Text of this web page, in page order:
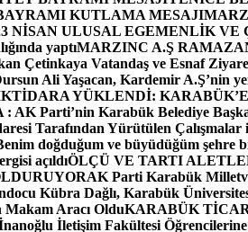
KUTLAMA MESAJI
NİSAN ULUSAL EGEMENLİK
yaptıMARZINC A.Ş
Çetinkaya Vatandaş ve Esnaf
Ali Yaşacan, Kardemir A.Ş’nin
YÜKLENDİ: KARABÜK’E
AK Parti’nin Karabük Belediye
Tarafından Yürütülen Çalışmalar
doğduğum ve büyüdüğüm şehre
açıldıÖLÇÜ VE TARTI
AK Parti Karabük
Kübra Dağlı, Karabük
Aracı OlduKARABÜK
İletişim Fakültesi